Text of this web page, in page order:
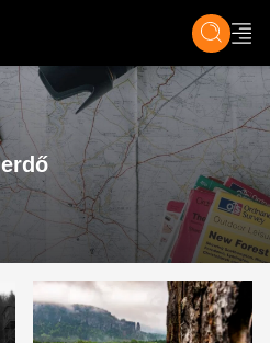
ÉLET TECH &
erdő